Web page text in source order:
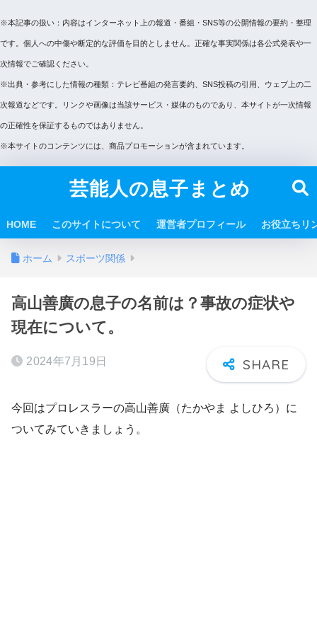
※本記事の扱い：内容はインターネット上の報道・番組・SNS等の公開情報の要約・整理
です。個人への中傷や断定的な評価を目的としません。正確な事実関係は各公式発表や一
次情報でご確認ください。
※出典・参考にした情報の種類：テレビ番組の発言要約、SNS投稿の引用、ウェブ上の二
次報道などです。リンクや画像は当該サービス・媒体のものであり、本サイトが一次情報
の正確性を保証するものではありません。
※本サイトのコンテンツには、商品プロモーションが含まれています。
芸能人の息子まとめ
HOME このサイトについて 運営者プロフィール お役立ちリ
ホーム スポーツ関係
高山善廣の息子の名前は？事故の症状や
現在について。
2024年7月19日
今回はプロレスラーの高山善廣（たかやま よしひろ）に
ついてみていきましょう。